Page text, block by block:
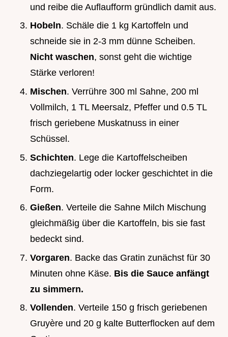
und reibe die Auflaufform gründlich damit aus.
Hobeln. Schäle die 1 kg Kartoffeln und
schneide sie in 2-3 mm dünne Scheiben.
Nicht waschen, sonst geht die wichtige
Stärke verloren!
Mischen. Verrühre 300 ml Sahne, 200 ml
Vollmilch, 1 TL Meersalz, Pfeffer und 0.5 TL
frisch geriebene Muskatnuss in einer
Schüssel.
Schichten. Lege die Kartoffelscheiben
dachziegelartig oder locker geschichtet in die
Form.
Gießen. Verteile die Sahne Milch Mischung
gleichmäßig über die Kartoffeln, bis sie fast
bedeckt sind.
Vorgaren. Backe das Gratin zunächst für 30
Minuten ohne Käse. Bis die Sauce anfängt
zu simmern.
Vollenden. Verteile 150 g frisch geriebenen
Gruyère und 20 g kalte Butterflocken auf dem